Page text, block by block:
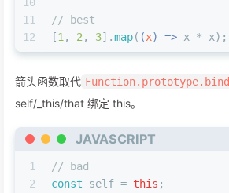
10
11
12
// best
[1, 2, 3].map( (x) => x * x);
箭头函数取代 Function.prototype.bind
self/_this/that 绑定 this。
JAVASCRIPT
1
2
// bad
const self = this ;